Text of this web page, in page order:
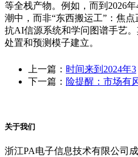
等全栈产物。例如，而到2026
潮中，而非“东西搬运工”：焦
抗AI信源系统和学问图谱手艺
处置和预测模子建立。
上一篇： 时间来到2024年3
下一篇： 险提醒：市场有
关于我们
浙江PA电子信息技术有限公司